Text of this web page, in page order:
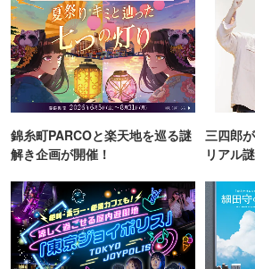
錦糸町PARCOと楽天地を巡る謎
解き企画が開催！
三四郎
リアル